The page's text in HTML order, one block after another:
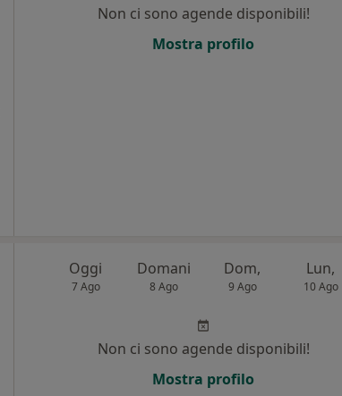
Non ci sono agende disponibili!
Mostra profilo
Oggi
7 Ago
Domani
8 Ago
Dom,
9 Ago
Lun,
10 Ago
Non ci sono agende disponibili!
Mostra profilo